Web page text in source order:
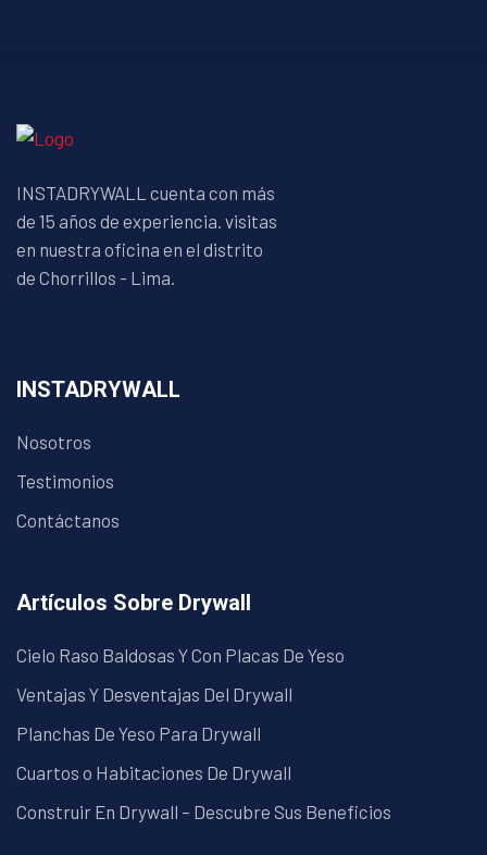
INSTADRYWALL cuenta con más
de 15 años de experiencia. visitas
en nuestra oficina en el distrito
de Chorrillos - Lima.
INSTADRYWALL
Nosotros
Testimonios
Contáctanos
Artículos Sobre Drywall
Cielo Raso Baldosas Y Con Placas De Yeso
Ventajas Y Desventajas Del Drywall
Planchas De Yeso Para Drywall
Cuartos o Habitaciones De Drywall
Construir En Drywall – Descubre Sus Beneficios